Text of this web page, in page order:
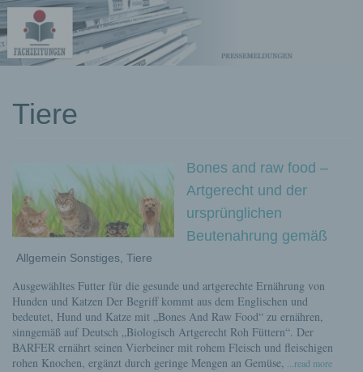
Pressemeldungen
Tiere
Bones and raw food –
Artgerecht und der
ursprünglichen
Beutenahrung gemäß
Allgemein Sonstiges, Tiere
Ausgewähltes Futter für die gesunde und artgerechte Ernährung von
Hunden und Katzen Der Begriff kommt aus dem Englischen und
bedeutet, Hund und Katze mit „Bones And Raw Food“ zu ernähren,
sinngemäß auf Deutsch „Biologisch Artgerecht Roh Füttern“. Der
BARFER ernährt seinen Vierbeiner mit rohem Fleisch und fleischigen
rohen Knochen, ergänzt durch geringe Mengen an Gemüse, ...read more